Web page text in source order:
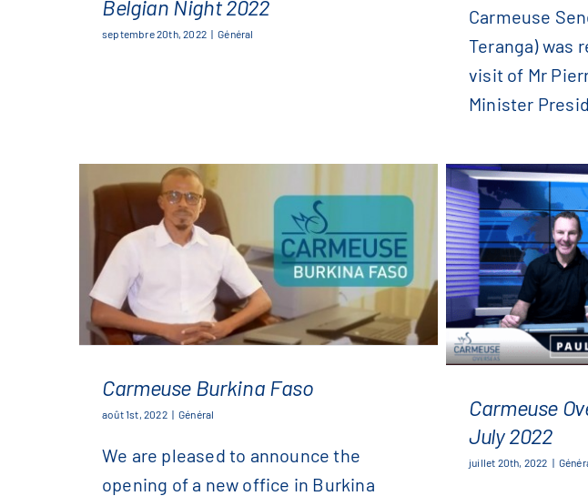
Belgian Night 2022
septembre 20th, 2022 | Général
Carmeuse
Teranga) was
visit of Mr
Minister
Carmeuse Burkina Faso
Carmeuse Burkina Faso
août 1st, 2022 | Général
We are pleased to announce the
opening of a new office in Burkina
Carmeuse
July 2022
juillet 20th, 2022 |